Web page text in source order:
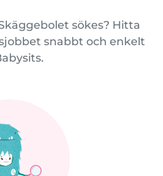
sökes? Hitta
snabbt och enkelt